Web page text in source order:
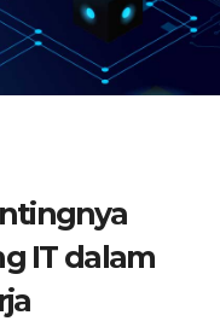
IT dalam